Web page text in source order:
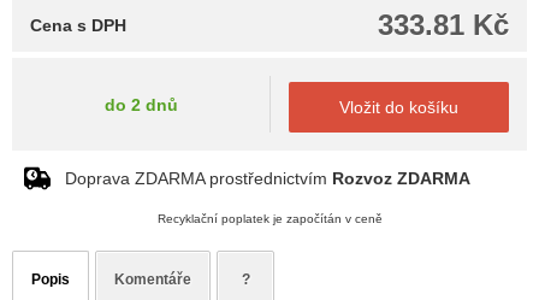
333.81 Kč
Cena s DPH
do 2 dnů Vložit do košíku
Doprava ZDARMA prostřednictvím Rozvoz ZDARMA
Recyklační poplatek je započítán v ceně
Popis Komentáře ?